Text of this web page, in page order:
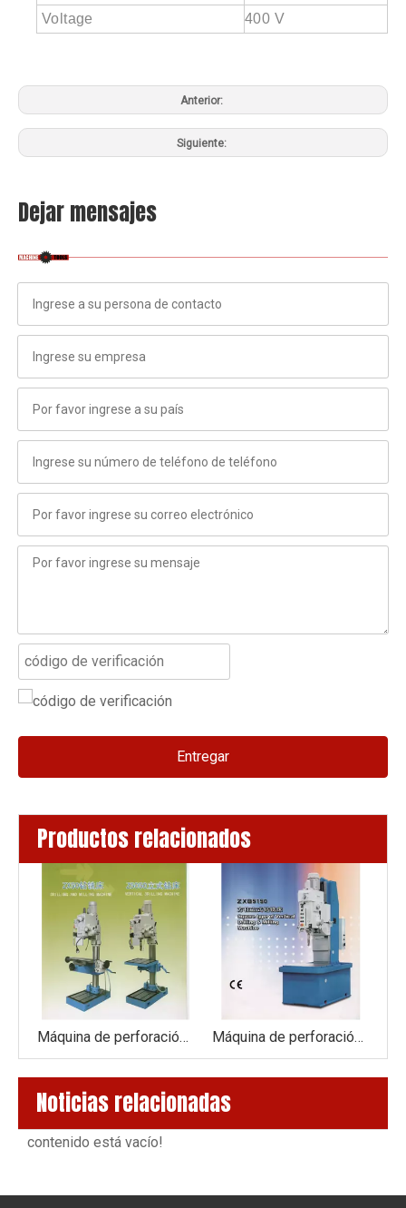
Voltage 400 V
Anterior:
Siguiente:
Dejar mensajes
Entregar
Productos relacionados
Máquina de perforación y fresado ZX50 Máquina de perforación ZXB5150
Noticias relacionadas
contenido está vacío!